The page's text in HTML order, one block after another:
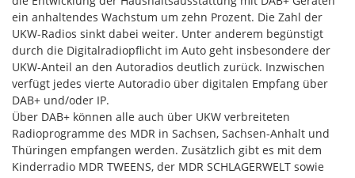
ein anhaltendes Wachstum um zehn Prozent. Die Zahl der
UKW-Radios sinkt dabei weiter. Unter anderem begünstigt
durch die Digitalradiopflicht im Auto geht insbesondere der
UKW-Anteil an den Autoradios deutlich zurück. Inzwischen
verfügt jedes vierte Autoradio über digitalen Empfang über
DAB+ und/oder IP.
Über DAB+ können alle auch über UKW verbreiteten
Radioprogramme des MDR in Sachsen, Sachsen-Anhalt und
Thüringen empfangen werden. Zusätzlich gibt es mit dem
Kinderradio MDR TWEENS, der MDR SCHLAGERWELT sowie